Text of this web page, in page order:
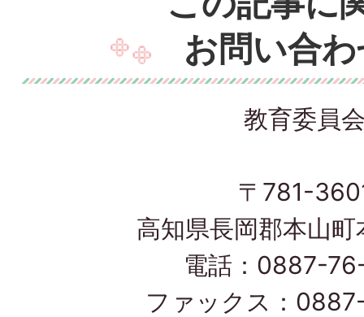
お問い合
教育委員
〒781-
高知県長岡郡本山
電話：0887-
ファックス：